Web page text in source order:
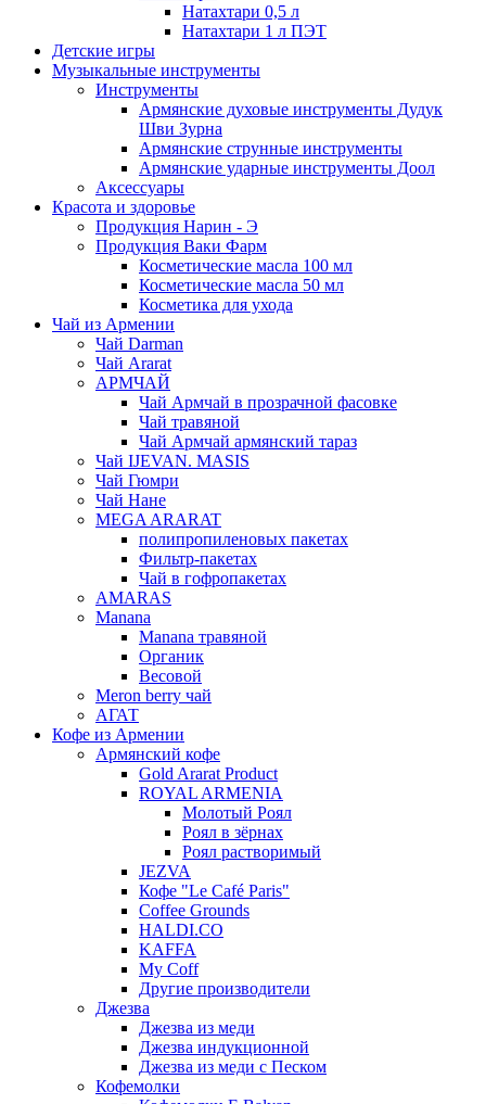
Натахтари 0,5 л
Натахтари 1 л ПЭТ
Детские игры
Музыкальные инструменты
Инструменты
Армянские духовые инструменты Дудук
Шви Зурна
Армянские струнные инструменты
Армянские ударные инструменты Доол
Аксессуары
Красота и здоровье
Продукция Нарин - Э
Продукция Ваки Фарм
Косметические масла 100 мл
Косметические масла 50 мл
Косметика для ухода
Чай из Армении
Чай Darman
Чай Ararat
АРМЧАЙ
Чай Армчай в прозрачной фасовке
Чай травяной
Чай Армчай армянский тараз
Чай IJEVAN. MASIS
Чай Гюмри
Чай Нане
MEGA ARARAT
полипропиленовых пакетах
Фильтр-пакетах
Чай в гофропакетах
AMARAS
Manana
Manana травяной
Органик
Весовой
Meron berry чай
АГАТ
Кофе из Армении
Армянский кофе
Gold Ararat Product
ROYAL ARMENIA
Молотый Роял
Роял в зёрнах
Роял растворимый
JEZVA
Кофе "Le Café Paris"
Coffee Grounds
HALDI.CO
KAFFA
My Coff
Другие производители
Джезва
Джезва из меди
Джезва индукционной
Джезва из меди с Песком
Кофемолки